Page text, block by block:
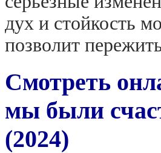
дух и стойкость
позволит
Смотреть
мы были
(2024)